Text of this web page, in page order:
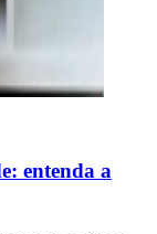
entenda a